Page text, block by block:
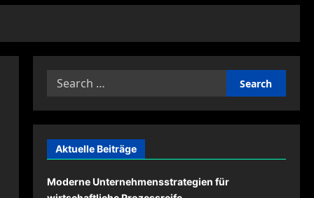
Search
Aktuelle Beiträge
Moderne Unternehmensstrategien für